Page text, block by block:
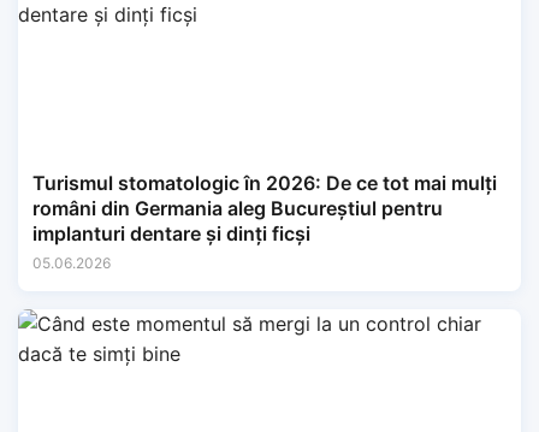
Turismul stomatologic în 2026: De ce tot mai mulți
români din Germania aleg Bucureștiul pentru
implanturi dentare și dinți ficși
05.06.2026